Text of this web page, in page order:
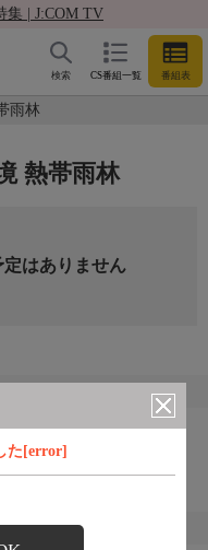
集 | J:COM TV
CS番組一覧 番組表
検索
雨林
た[error]
熱帯雨林
はありません